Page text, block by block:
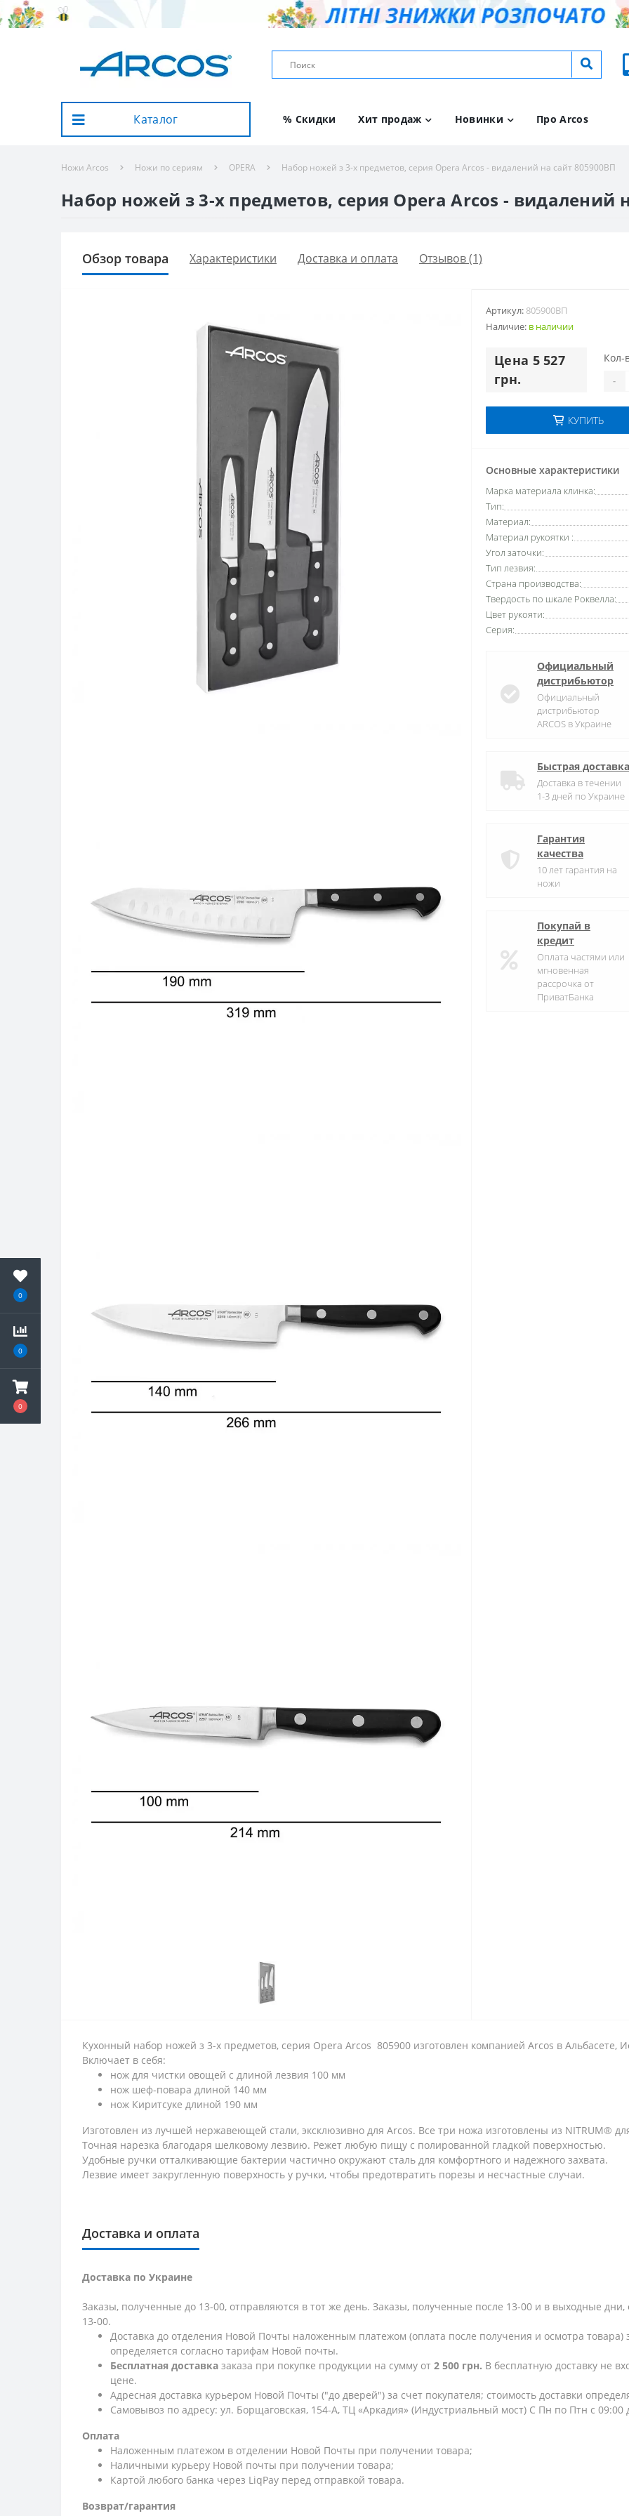
0
0
0
Каталог % Скидки Хит продаж Новинки Про Arcos
Ножи Arcos Ножи по сериям OPERA Набор ножей з 3-х предметов, серия Opera Arcos - видалений на сайт 805900ВП
Набор ножей з 3-х предметов, серия Opera Arcos - видалений
Обзор товара Характеристики Доставка и оплата Отзывов (1)
Артикул: 805900ВП
Наличие: в наличии
Цена 5 527
грн.
Кол-
-
КУПИТЬ
Основные характеристики
Марка материала клинка:
Тип:
Материал:
Материал рукоятки :
Угол заточки:
Тип лезвия:
Страна производства:
Твердость по шкале Роквелла:
Цвет рукояти:
Серия:
Официальный
дистрибьютор
Официальный
дистрибьютор
ARCOS в Украине
Быстрая доставка
Доставка в течении
1-3 дней по Украине
Гарантия
качества
10 лет гарантия на
ножи
Покупай в
кредит
Оплата частями или
мгновенная
рассрочка от
ПриватБанка
Кухонный набор ножей з 3-х предметов, серия Opera Arcos 805900 изготовлен компанией Arcos в Альбасете,
Включает в себя:
нож для чистки овощей с длиной лезвия 100 мм
нож шеф-повара длиной 140 мм
нож Киритсуке длиной 190 мм
Изготовлен из лучшей нержавеющей стали, эксклюзивно для Arcos. Все три ножа изготовлены из NITRUM®
Точная нарезка благодаря шелковому лезвию. Режет любую пищу с полированной гладкой поверхностью.
Удобные ручки отталкивающие бактерии частично окружают сталь для комфортного и надежного захвата.
Лезвие имеет закругленную поверхность у ручки, чтобы предотвратить порезы и несчастные случаи.
Доставка и оплата
Доставка по Украине
Заказы, полученные до 13-00, отправляются в тот же день. Заказы, полученные после 13-00 и в выходные
13-00.
Доставка до отделения Новой Почты наложенным платежом (оплата после получения и осмотра товара)
определяется согласно тарифам Новой почты.
Бесплатная доставка заказа при покупке продукции на сумму от 2 500 грн. В бесплатную доставку не
цене.
Адресная доставка курьером Новой Почты ("до дверей") за счет покупателя; стоимость доставки
Самовывоз по адресу: ул. Борщаговская, 154-А, ТЦ «Аркадия» (Индустриальный мост) С Пн по Птн с
Оплата
Наложенным платежом в отделении Новой Почты при получении товара;
Наличными курьеру Новой почты при получении товара;
Картой любого банка через LiqPay перед отправкой товара.
Возврат/гарантия